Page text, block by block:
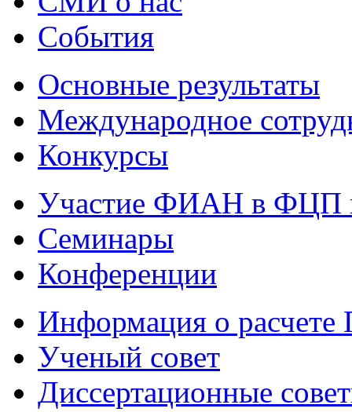
События
Основные результаты
Международное
Конкурсы
Участие ФИАН в ФЦП
Семинары
Конференции
Информация о
Ученый совет
Диссертационные